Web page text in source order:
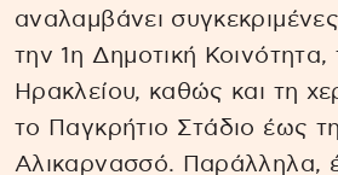
αναλαμβάνει
την 1η Δημοτική Κοινότητα,
Ηρακλείου, καθώς και τη
το Παγκρήτιο Στάδιο έως
Αλικαρνασσό. Παράλληλα,